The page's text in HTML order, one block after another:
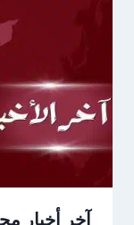
آخر أخبار